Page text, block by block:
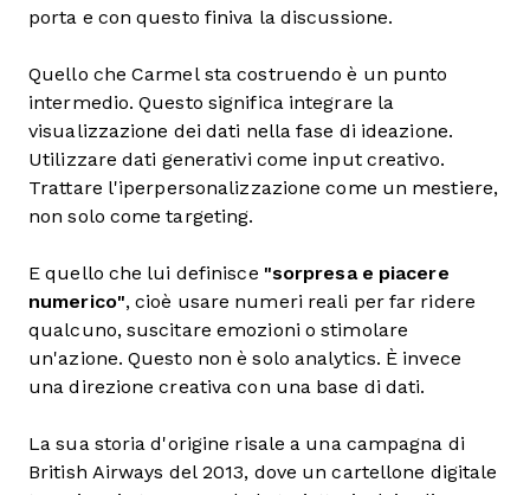
porta e con questo finiva la discussione.
Quello che Carmel sta costruendo è un punto
intermedio. Questo significa integrare la
visualizzazione dei dati nella fase di ideazione.
Utilizzare dati generativi come input creativo.
Trattare l'iperpersonalizzazione come un mestiere,
non solo come targeting.
E quello che lui definisce "sorpresa e piacere
numerico", cioè usare numeri reali per far ridere
qualcuno, suscitare emozioni o stimolare
un'azione. Questo non è solo analytics. È invece
una direzione creativa con una base di dati.
La sua storia d'origine risale a una campagna di
British Airways del 2013, dove un cartellone digitale